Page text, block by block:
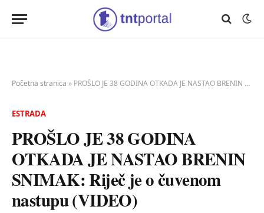
Početna stranica » PROŠLO JE 38 GODINA OTKADA JE NASTAO BRENIN SNIMAK: Riječ je o čuvenom nastupu (VIDEO)
ESTRADA
PROŠLO JE 38 GODINA
OTKADA JE NASTAO BRENIN
SNIMAK: Riječ je o čuvenom
nastupu (VIDEO)